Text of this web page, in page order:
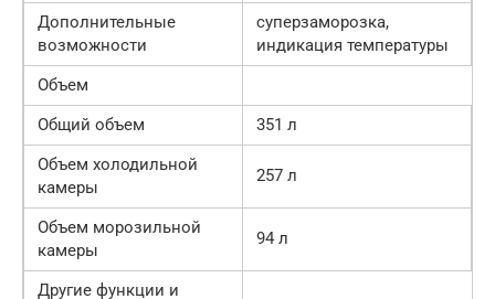
Дополнительные
возможности
суперзаморозка,
индикация температуры
Объем
Общий объем
351 л
Объем холодильной
камеры
257 л
Объем морозильной
камеры
94 л
Другие функции и